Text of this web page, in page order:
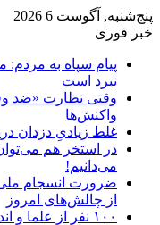
پنج‌شنبه, آگوست 6 2026
خبر فوری
پیام سپاه به مردم:
نبرد است
وقتی نظارت «ضد
واکنش‌ها
غلط زیادیِ دزدان
در استخر هم
می‌دانیم!
ضرورت انسجام ملی
از چالش‌های امروز
۱۰۰ نفر از